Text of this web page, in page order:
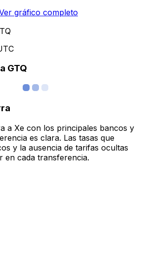
gráfico completo
GTQ
a Xe con los principales bancos y
es clara. Las tasas que
y la ausencia de tarifas ocultas
en cada transferencia.